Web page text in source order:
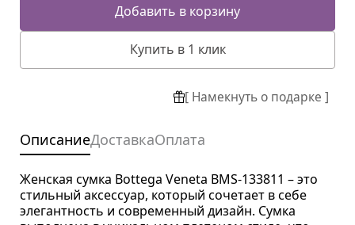
Добавить в корзину
Купить в 1 клик
[ Намекнуть о подарке ]
ОписаниеДоставкаОплата
Женская сумка Bottega Veneta BMS-133811 – это
стильный аксессуар, который сочетает в себе
элегантность и современный дизайн. Сумка